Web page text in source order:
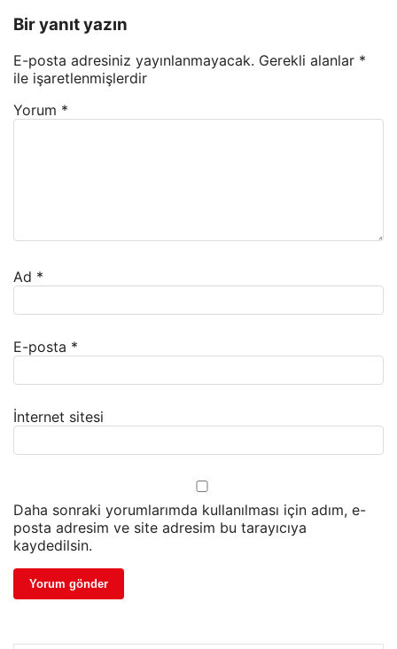
Bir yanıt yazın
E-posta adresiniz yayınlanmayacak. Gerekli alanlar *
ile işaretlenmişlerdir
Yorum *
Ad *
E-posta *
İnternet sitesi
Daha sonraki yorumlarımda kullanılması için adım, e-
posta adresim ve site adresim bu tarayıcıya
kaydedilsin.